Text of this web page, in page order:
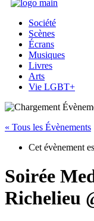
Société
Scènes
Écrans
Musiques
Livres
Arts
Vie LGBT+
« Tous les Évènements
Cet évènement
Soirée
Richelieu